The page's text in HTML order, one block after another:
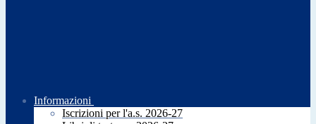
Informazioni
Iscrizioni per l'a.s. 2026-27